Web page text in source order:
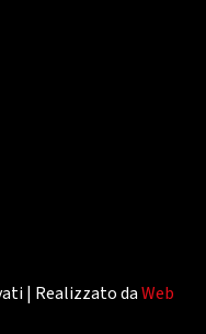
| Realizzato daWeb